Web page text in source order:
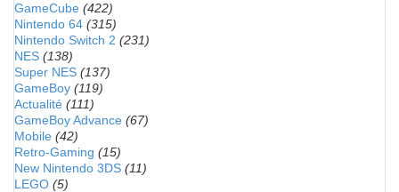
GameCube (422)
Nintendo 64 (315)
Nintendo Switch 2 (231)
NES (138)
Super NES (137)
GameBoy (119)
Actualité (111)
GameBoy Advance (67)
Mobile (42)
Retro-Gaming (15)
New Nintendo 3DS (11)
LEGO (5)